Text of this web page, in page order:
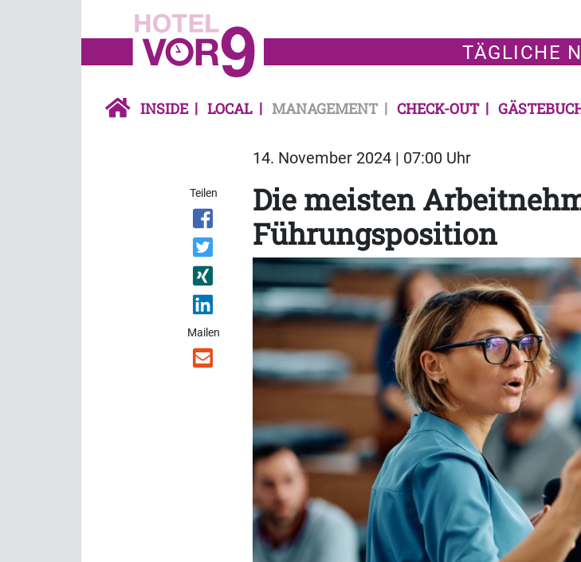
TÄGLICHE
INSIDE LOCAL MANAGEMENT CHECK-OUT
14. November 2024 | 07:00 Uhr
Teilen
Mailen
Die meisten
Führungsposition